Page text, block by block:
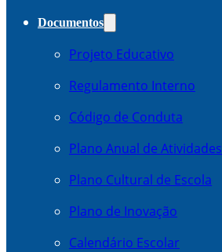
Documentos
Projeto Educativo
Regulamento Interno
Código de Conduta
Plano Anual de Atividades
Plano Cultural de Escola
Plano de Inovação
Calendário Escolar